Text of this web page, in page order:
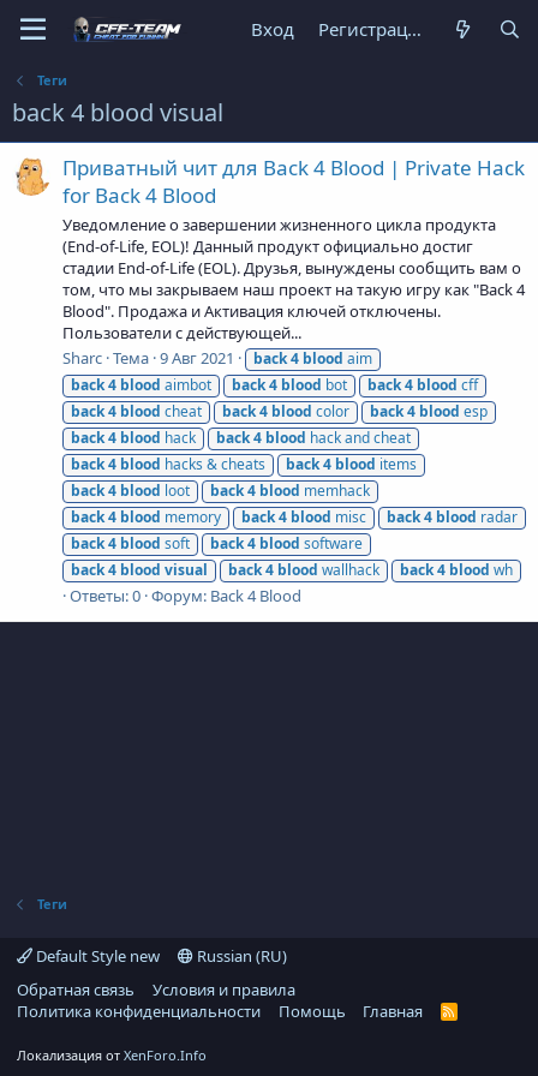
Вход Регистрация
Теги
back 4 blood visual
Приватный чит для Back 4 Blood | Private Hack
for Back 4 Blood
Уведомление о завершении жизненного цикла продукта
(End-of-Life, EOL)! Данный продукт официально достиг
стадии End-of-Life (EOL). Друзья, вынуждены сообщить вам о
том, что мы закрываем наш проект на такую игру как "Back 4
Blood". Продажа и Активация ключей отключены.
Пользователи с действующей...
Sharc Тема 9 Авг 2021 back4 blood aim
back4 blood aimbot back4 blood bot back4 blood cff
back4 blood cheat back4 blood color back4 blood esp
back4 blood hack back4 blood hack and cheat
back4 blood hacks & cheats back4 blood items
back4 blood loot back4 blood memhack
back4 blood memory back4 blood misc back4 blood radar
back4 blood soft back4 blood software
back4 blood visual back4 blood wallhack back4 blood wh
Ответы: 0 Форум: Back 4 Blood
Теги
Default Style new
Russian (RU)
Обратная связь
Условия и правила
Политика конфиденциальности
Помощь Главная
R
Локализация от XenForo.Info